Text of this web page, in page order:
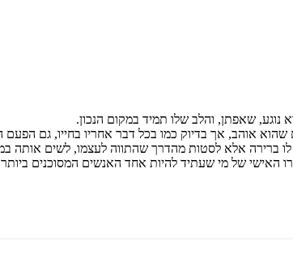
שאפתן, והלב שלו תמיד במקום הנכון.
אוהב, אך בדיוק כמו בכל דבר אחריו בחייו, גם הפעם
ברירה אלא לסטות מהדרך שהתווה לעצמו, לשים אותה
האישי של מי שעתיד להיות אחד האנשים המסוכנים ביותר